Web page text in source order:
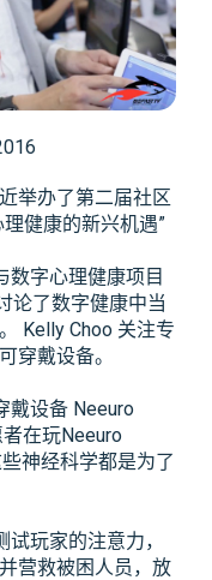
举办了第二届社区
健康的新兴机遇”
数字心理健康项目
论了数字健康中当
Kelly Choo 关注专
穿戴设备。
戴设备 Neeuro
在玩Neeuro
神经科学都是为了
玩家的注意力，
营救被困人员，放